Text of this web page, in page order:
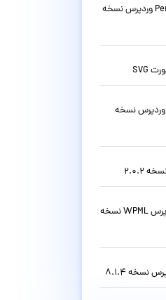
افزونه افزایش سرعت وبسایت Perfmatters وردپرس نسخه
افزونه فارسی سئو Yoast SEO Premium وردپرس نسخه
افزونه قدرتمند چند زبانه کردن سایت وردپرس WPML نسخه